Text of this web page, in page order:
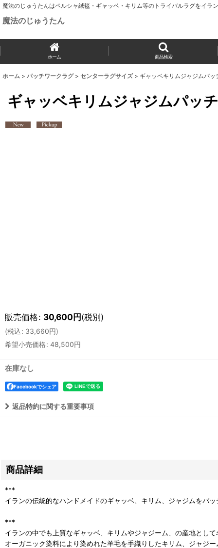
魔法のじゅうたんはペルシャ絨毯・ギャッベ・キリム等のトライバルラグをイ
魔法のじゅうたん
ホーム 商品検索
ホーム > パッチワークラグ > センターラグサイズ > ギャッベキリムジャジムパ
ギャッベキリムジャジムパッ
販売価格: 30,600円(税別)
(税込: 33,660円)
希望小売価格: 48,500円
在庫なし
Facebookでシェア
返品特約に関する重要事項
商品詳細
***
イランの伝統的なハンドメイドのギャッベ、キリム、ジャジムをパ
***
イランの中でも上質なギャッベ、キリムやジャジーム、の産地とし
オーガニック染料により染めれた羊毛を手織りしたキリム、ジャジ